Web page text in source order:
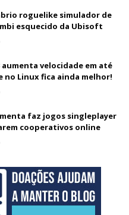
roguelike simulador de
esquecido da Ubisoft
aumenta velocidade em até
e no Linux fica ainda melhor!
faz jogos singleplayer
cooperativos online